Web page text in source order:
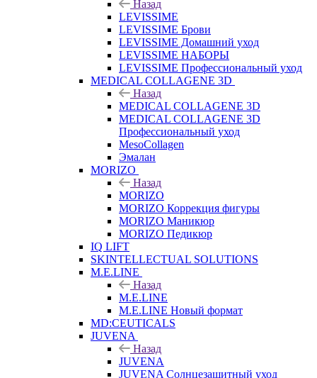
Назад
LEVISSIME
LEVISSIME Брови
LEVISSIME Домашний уход
LEVISSIME НАБОРЫ
LEVISSIME Профессиональный уход
MEDICAL COLLAGENE 3D
Назад
MEDICAL COLLAGENE 3D
MEDICAL COLLAGENE 3D
Профессиональный уход
MesoCollagen
Эмалан
MORIZO
Назад
MORIZO
MORIZO Коррекция фигуры
MORIZO Маникюр
MORIZO Педикюр
IQ LIFT
SKINTELLECTUAL SOLUTIONS
M.E.LINE
Назад
M.E.LINE
M.E.LINE Новый формат
MD:CEUTICALS
JUVENA
Назад
JUVENA
JUVENA Солнцезащитный уход